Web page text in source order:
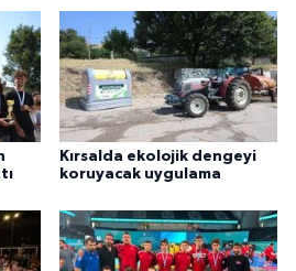
Kırsalda ekolojik dengeyi
koruyacak uygulama